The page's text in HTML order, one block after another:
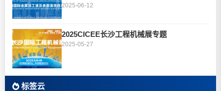
2025-06-12
2025CICEE长沙工程机械展专题
2025-05-27
标签云